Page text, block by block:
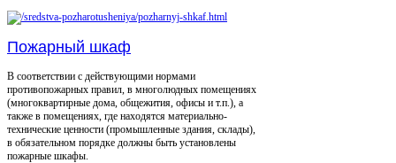
Пожарный шкаф
В соответствии с действующими нормами
противопожарных правил, в многолюдных помещениях
(многоквартирные дома, общежития, офисы и т.п.), а
также в помещениях, где находятся материально-
технические ценности (промышленные здания, склады),
в обязательном порядке должны быть установлены
пожарные шкафы.